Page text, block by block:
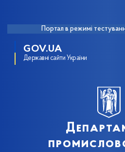
Портал в режимі
GOV.UA
Державні сайти України